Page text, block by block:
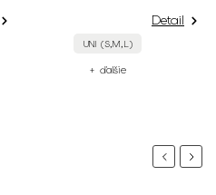
Detail
UNI (S,M,L)
+ ďalšie
PreviousNext